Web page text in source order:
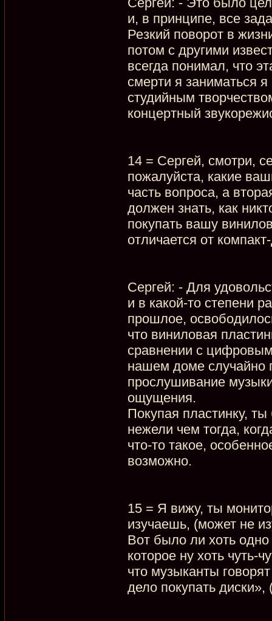
и, в принципе, все
Резкий поворот в
потом с другими
всегда понимал, что
смерти я заниматься
студийным
концертный
14 = Сергей, смотри,
пожалуйста, какие
часть вопроса, а
должен знать, как
покупать вашу
отличается от
Сергей: - Для
и в какой-то степени
прошлое,
что виниловая
сравнении с
нашем доме случайно
прослушивание
ощущения.
Покупая пластинку,
нежели чем тогда,
что-то такое,
возможно.
15 = Я вижу, ты
изучаешь, (может не
Вот было ли хоть
которое ну хоть чуть-
что музыканты
дело покупать диски»,